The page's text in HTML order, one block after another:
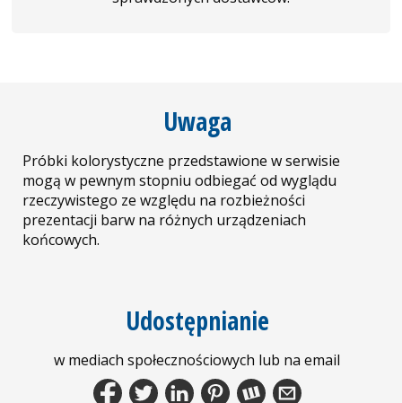
Uwaga
Próbki kolorystyczne przedstawione w serwisie
mogą w pewnym stopniu odbiegać od wyglądu
rzeczywistego ze względu na rozbieżności
prezentacji barw na różnych urządzeniach
końcowych.
Udostępnianie
w mediach społecznościowych lub na email
Facebook Tweet LinkedIn Pinterest Wykop.pl